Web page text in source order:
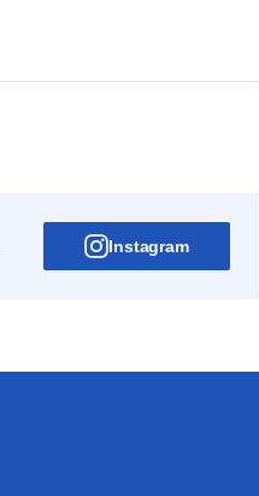
Instagram